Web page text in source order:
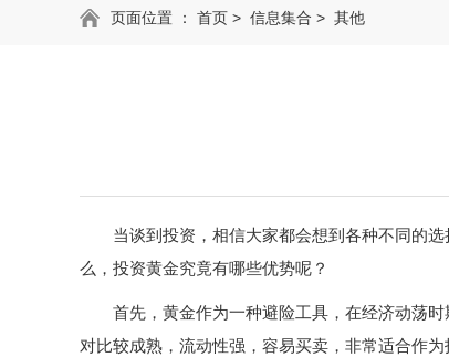
页面位置 ： 首页 > 信息集合 > 其他
当谈到投资，相信大家都会想到各种不同的
么，投资黄金究竟有哪些优势呢？
首先，黄金作为一种避险工具，在经济动荡
对比较成熟，流动性强，容易买卖，非常适合作为